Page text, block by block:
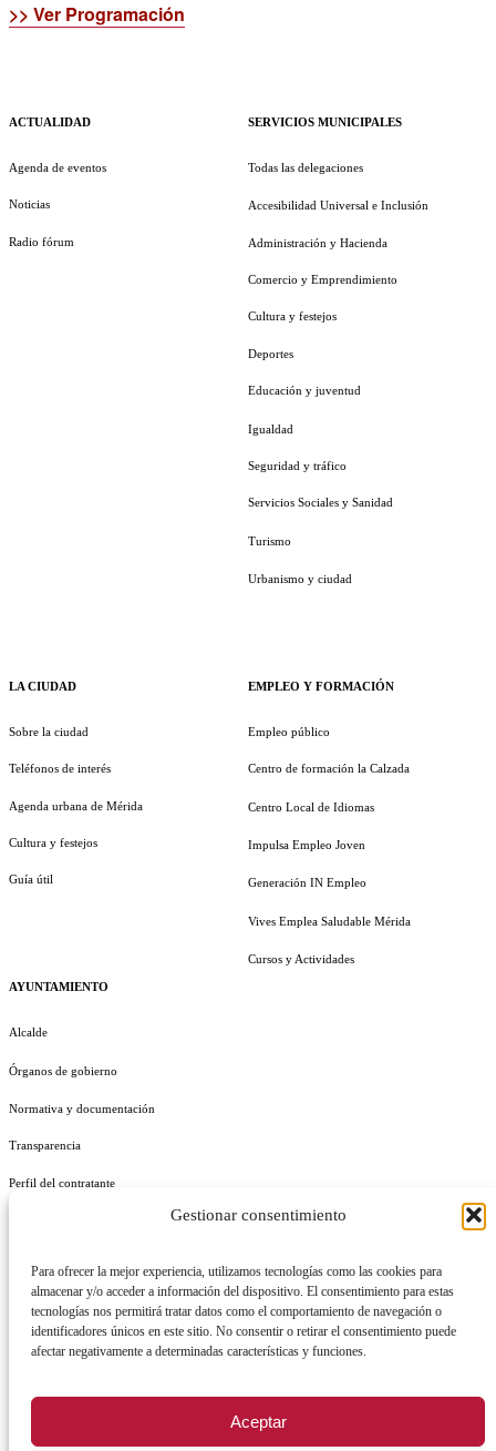
Gestionar consentimiento
Para ofrecer la mejor experiencia, utilizamos tecnologías como las cookies para
almacenar y/o acceder a información del dispositivo. El consentimiento para estas
tecnologías nos permitirá tratar datos como el comportamiento de navegación o
identificadores únicos en este sitio. No consentir o retirar el consentimiento puede
afectar negativamente a determinadas características y funciones.
Aceptar
>> Ver Programación
ACTUALIDAD
Agenda de eventos
Noticias
Radio fórum
LA CIUDAD
Sobre la ciudad
Teléfonos de interés
Agenda urbana de Mérida
Cultura y festejos
Guía útil
AYUNTAMIENTO
Alcalde
Órganos de gobierno
Normativa y documentación
Transparencia
Perfil del contratante
SERVICIOS MUNICIPALES
Todas las delegaciones
Accesibilidad Universal e Inclusión
Administración y Hacienda
Comercio y Emprendimiento
Cultura y festejos
Deportes
Educación y juventud
Igualdad
Seguridad y tráfico
Servicios Sociales y Sanidad
Turismo
Urbanismo y ciudad
EMPLEO Y FORMACIÓN
Empleo público
Centro de formación la Calzada
Centro Local de Idiomas
Impulsa Empleo Joven
Generación IN Empleo
Vives Emplea Saludable Mérida
Cursos y Actividades
REGISTRO DE ACTIVIDADES DE TRATAMIENTO